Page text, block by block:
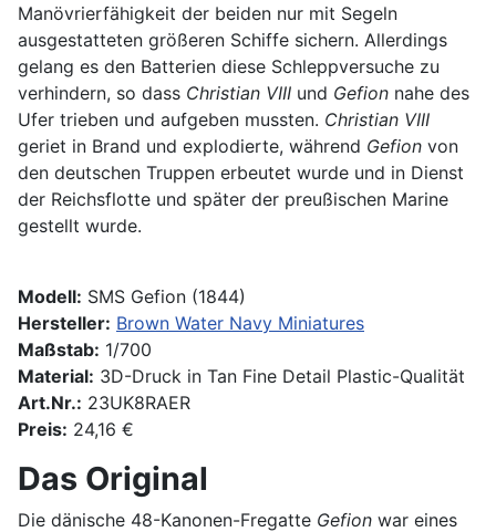
Manövrierfähigkeit der beiden nur mit Segeln
ausgestatteten größeren Schiffe sichern. Allerdings
gelang es den Batterien diese Schleppversuche zu
verhindern, so dass Christian VIII und Gefion nahe des
Ufer trieben und aufgeben mussten. Christian VIII
geriet in Brand und explodierte, während Gefion von
den deutschen Truppen erbeutet wurde und in Dienst
der Reichsflotte und später der preußischen Marine
gestellt wurde.
Modell: SMS Gefion (1844)
Hersteller: Brown Water Navy Miniatures
Maßstab: 1/700
Material: 3D-Druck in Tan Fine Detail Plastic-Qualität
Art.Nr.: 23UK8RAER
Preis: 24,16 €
Das Original
Die dänische 48-Kanonen-Fregatte Gefion war eines